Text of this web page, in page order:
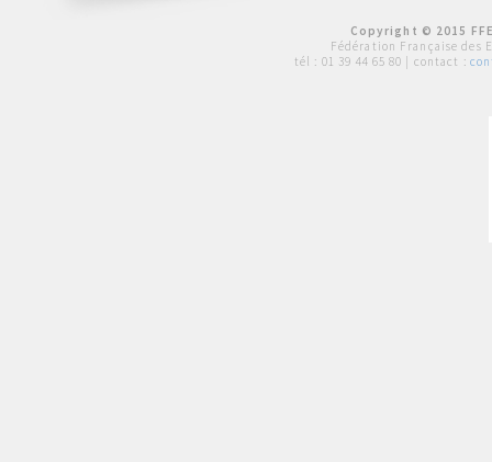
Copyright © 2015
Fédération Française des
tél : 01 39 44 65 80 | contact :